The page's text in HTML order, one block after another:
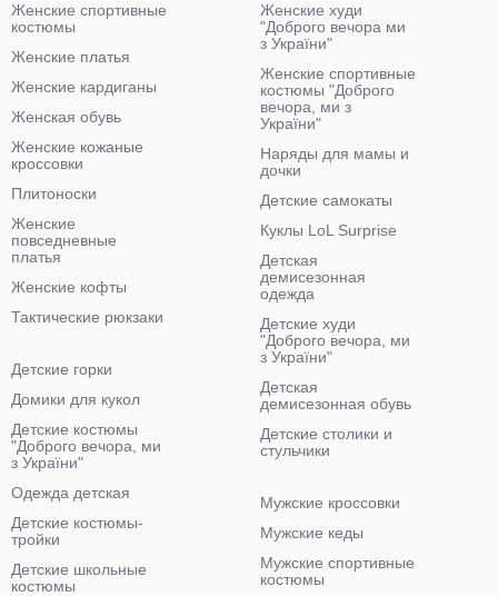
Женские спортивные
костюмы
Женские платья
Женские кардиганы
Женская обувь
Женские кожаные
кроссовки
Плитоноски
Женские
повседневные
платья
Женские кофты
Тактические рюкзаки
Женские худи
"Доброго вечора ми
з України"
Женские спортивные
костюмы "Доброго
вечора, ми з
України"
Наряды для мамы и
дочки
Детские самокаты
Куклы LoL Surprise
Детская
демисезонная
одежда
Детские худи
"Доброго вечора, ми
з України"
Детская
демисезонная обувь
Детские столики и
стульчики
Детские горки
Домики для кукол
Детские костюмы
"Доброго вечора, ми
з України"
Одежда детская
Детские костюмы-
тройки
Детские школьные
костюмы
Мужские кроссовки
Мужские кеды
Мужские спортивные
костюмы